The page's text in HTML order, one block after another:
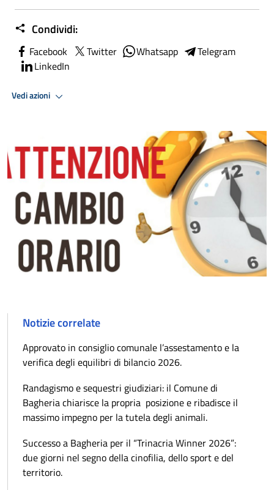
Condividi:
Facebook Twitter Whatsapp
Telegram
LinkedIn
Vedi azioni
Notizie correlate
Approvato in consiglio comunale l’assestamento e la
verifica degli equilibri di bilancio 2026.
Randagismo e sequestri giudiziari: il Comune di
Bagheria chiarisce la propria posizione e ribadisce il
massimo impegno per la tutela degli animali.
Successo a Bagheria per il “Trinacria Winner 2026”:
due giorni nel segno della cinofilia, dello sport e del
territorio.